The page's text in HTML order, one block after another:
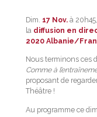
Dim. 17 Nov. à
la diffusion en
2020 Albanie/
Nous terminons ces
Comme à
proposant de
Théâtre !
Au programme ce